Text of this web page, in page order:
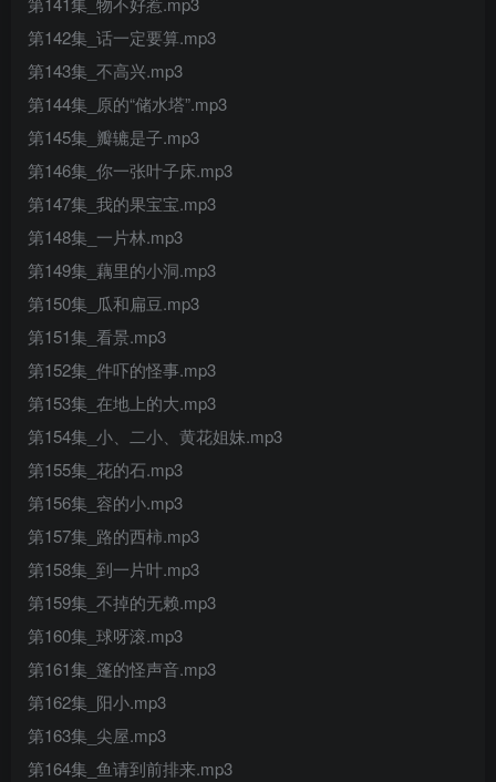
第142集_话一定要算.mp3
第143集_不高兴.mp3
第144集_原的“储水塔”.mp3
第145集_瓣辘是子.mp3
第146集_你一张叶子床.mp3
第147集_我的果宝宝.mp3
第148集_一片林.mp3
第149集_藕里的小洞.mp3
第150集_瓜和扁豆.mp3
第151集_看景.mp3
第152集_件吓的怪事.mp3
第153集_在地上的大.mp3
第154集_小、二小、黄花姐妹.mp3
第155集_花的石.mp3
第156集_容的小.mp3
第157集_路的西柿.mp3
第158集_到一片叶.mp3
第159集_不掉的无赖.mp3
第160集_球呀滚.mp3
第161集_篷的怪声音.mp3
第162集_阳小.mp3
第163集_尖屋.mp3
第164集_鱼请到前排来.mp3